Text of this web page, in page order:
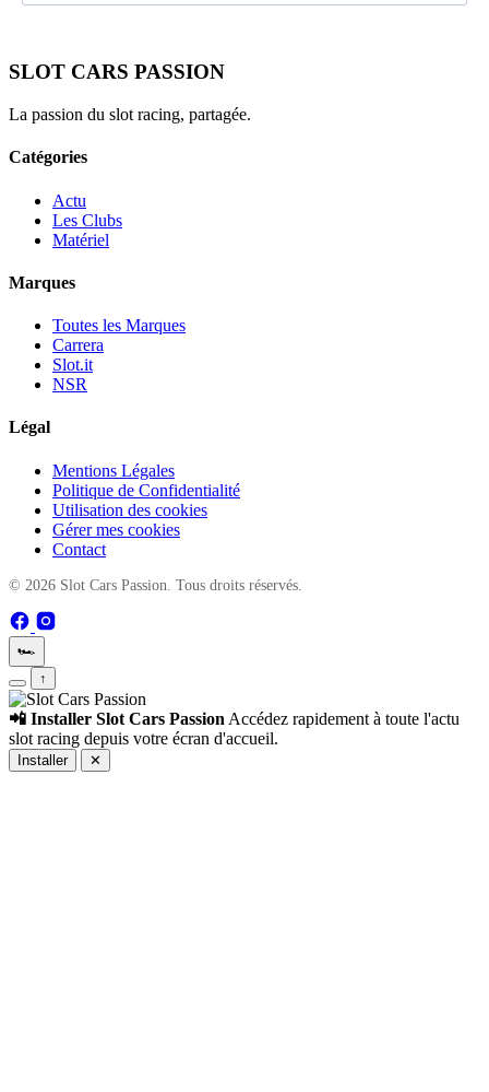
SLOT CARS PASSION
La passion du slot racing, partagée.
Catégories
Actu
Les Clubs
Matériel
Marques
Toutes les Marques
Carrera
Slot.it
NSR
Légal
Mentions Légales
Politique de Confidentialité
Utilisation des cookies
Gérer mes cookies
Contact
© 2026 Slot Cars Passion. Tous droits réservés.
🏎️
↑
📲 Installer Slot Cars Passion Accédez rapidement à toute l'actu
slot racing depuis votre écran d'accueil.
Installer ✕